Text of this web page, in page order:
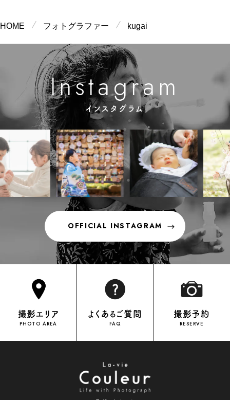
HOME フォトグラファー kugai
Instagram
インスタグラム
OFFICIAL INSTAGRAM
OFFICIAL INSTAGRAM
撮影エリア
PHOTO AREA
よくあるご質問
FAQ
撮影予約
RESERVE